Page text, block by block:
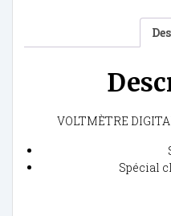
VOLTMÈTRE
Spécial